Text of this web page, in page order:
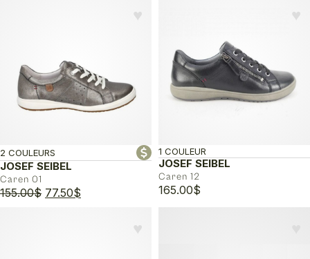
♥︎
JOSEF SEIBEL
Caren 01
2 COULEURS
155.00$ Le
77.50$
♥︎
JOSEF SEIBEL
Caren 12
1 COULEUR
165.00$
♥︎